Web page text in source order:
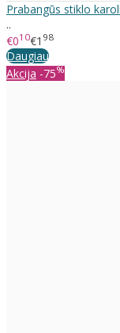
Prabangūs stiklo
..
€010€1 98
Daugiau
Akcija -75%